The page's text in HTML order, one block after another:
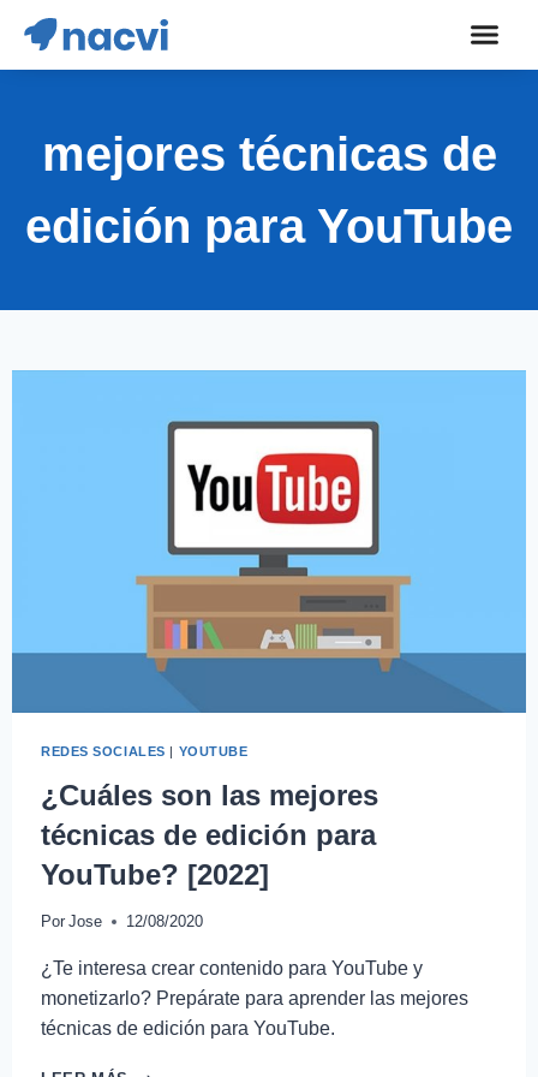
mejores técnicas de
edición para YouTube
REDES SOCIALES | YOUTUBE
¿Cuáles son las mejores
técnicas de edición para
YouTube? [2022]
Por Jose 12/08/2020
¿Te interesa crear contenido para YouTube y
monetizarlo? Prepárate para aprender las mejores
técnicas de edición para YouTube.